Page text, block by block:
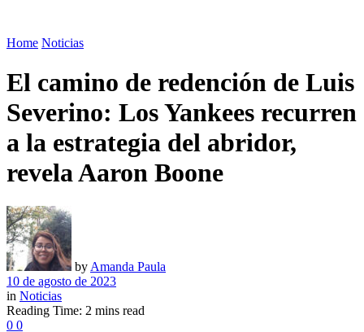
Home Noticias
El camino de redención de Luis
Severino: Los Yankees recurren
a la estrategia del abridor,
revela Aaron Boone
by Amanda Paula
10 de agosto de 2023
in Noticias
Reading Time: 2 mins read
0 0